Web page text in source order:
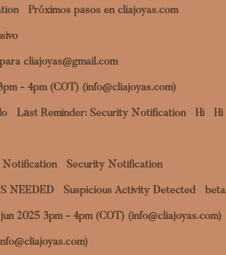
Próximos pasos en cliajoyas.com
cliajoyas@gmail.com
- 4pm (COT) (info@cliajoyas.com)
Lаst Reminder: Security Notification Hi Hi
Notification Security Notification
NEEDED Suspicious Activity Detected beta
2025 3pm - 4pm (COT) (info@cliajoyas.com)